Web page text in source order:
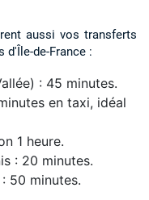
aussi vos transferts
de-France :
: 45 minutes.
en taxi, idéal
1 heure.
: 20 minutes.
50 minutes.